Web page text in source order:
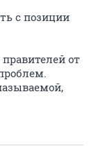
с позиции
от